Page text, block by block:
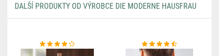
DALŠÍ PRODUKTY OD VÝROBCE DIE MODERNE HAUSFRAU